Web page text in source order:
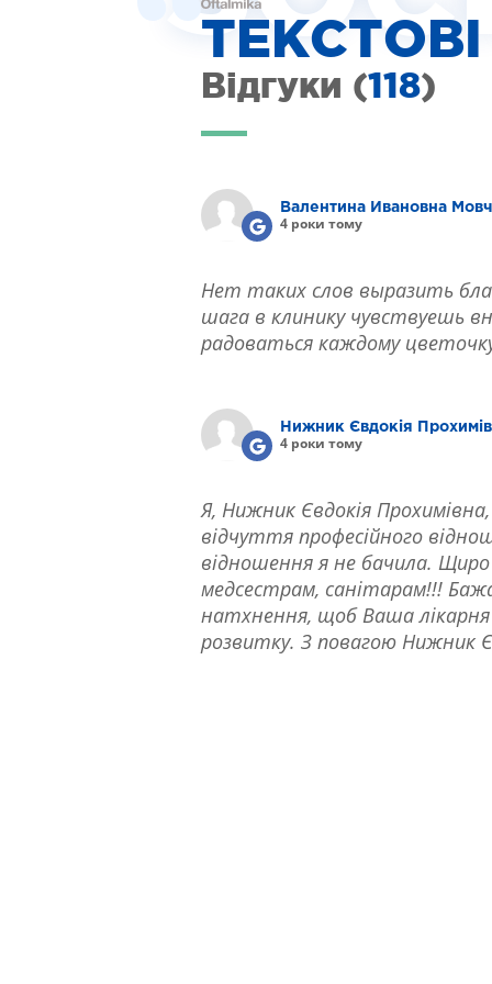
ІНТЕРНЕТ-МАГАЗИН ОПТИКИ
ДИТЯЧА ОФТАЛЬМОЛОГІЯ
ЕСТЕТИЧНА ХІРУРГІЯ
ТЕКСТОВІ
Відгуки (118)
Валентина Ивановна
4 роки тому
Нет таких слов выразить
шага в клинику чувствуешь
радоваться каждому
Нижник Євдокія
4 роки тому
Я, Нижник Євдокія
відчуття професійного
відношення я не бачила.
медсестрам, санітарам!!!
натхнення, щоб Ваша лікарня
розвитку. З повагою Нижник